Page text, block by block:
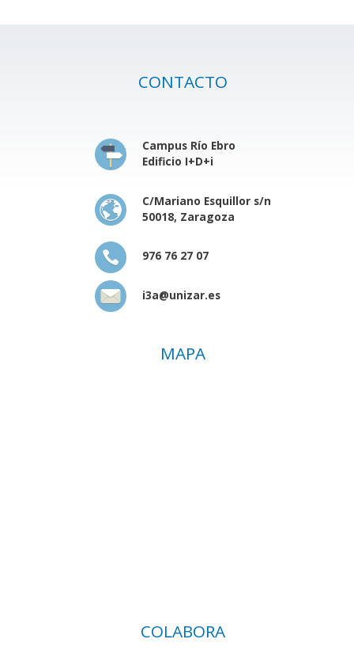
CONTACTO
Campus Río Ebro
Edificio I+D+i
C/Mariano Esquillor s/n
50018, Zaragoza
976 76 27 07
i3a@unizar.es
MAPA
COLABORA